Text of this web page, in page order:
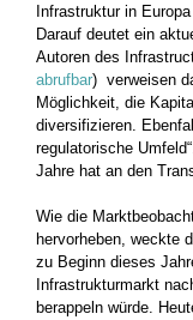
Infrastruktur in
Darauf deutet ein
Autoren des
abrufbar) verweisen
Möglichkeit, die
diversifizieren.
regulatorische
Jahre hat an den
Wie die
hervorheben, weckte
zu Beginn dieses
Infrastrukturmarkt
berappeln würde.